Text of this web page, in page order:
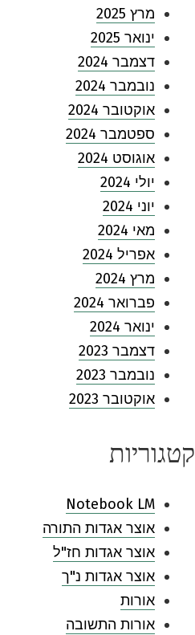
מרץ 2025
ינואר 2025
דצמבר 2024
נובמבר 2024
אוקטובר 2024
ספטמבר 2024
אוגוסט 2024
יולי 2024
יוני 2024
מאי 2024
אפריל 2024
מרץ 2024
פברואר 2024
ינואר 2024
דצמבר 2023
נובמבר 2023
אוקטובר 2023
קטגוריות
Notebook LM
אוצר אגדות התורה
אוצר אגדות חז"ל
אוצר אגדות נ"ך
אורות
אורות התשובה